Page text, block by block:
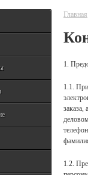
Главная
1.
1.1.
заказа,
1.2.